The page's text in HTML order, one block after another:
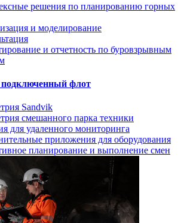
решения по планированию горных
и моделирование
и отчетность по буровзрывным
флот
Sandvik
смешанного парка техники
для удаленного мониторинга
приложения для оборудования
планирование и выполнение смен